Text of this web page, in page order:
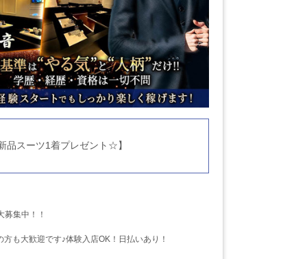
品スーツ1着プレゼント☆】
集中！！
も大歓迎です♪体験入店OK！日払いあり！